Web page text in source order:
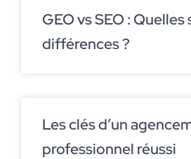
GEO vs SEO : Quelles
différences ?
Les clés d’un
professionnel réussi